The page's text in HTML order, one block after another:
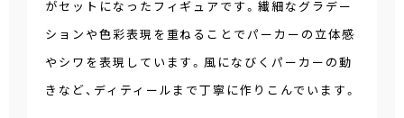
がセットになったフィギュアです。繊細なグラデー
ションや色彩表現を重ねることでパーカーの立体感
やシワを表現しています。風になびくパーカーの動
きなど、ディティールまで丁寧に作りこんでいます。